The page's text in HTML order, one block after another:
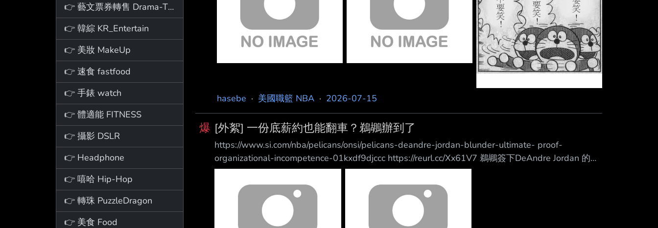
👉 藝文票券轉售 Drama-Ticket
👉 韓綜 KR_Entertain
👉 美妝 MakeUp
👉 速食 fastfood
👉 手錶 watch
👉 體適能 FITNESS
👉 攝影 DSLR
👉 Headphone
👉 嘻哈 Hip-Hop
👉 轉珠 PuzzleDragon
👉 美食 Food
hasebe · 美國職籃 NBA · 2026-07-15
爆 [外絮] 一份底薪約也能翻車？鵜鶘辦到了
https://www.si.com/nba/pelicans/onsi/pelicans-deandre-jordan-blunder-ultimate- proof-
organizational-incompetence-01kxdf9djccc https://reurl.cc/Xx61V7 鵜鶘簽下DeAndre Jordan 的愚
蠢失誤 正是球團管理層無能的終極證明 記者：Cem Yolbulan 不知為何， 紐奧良鵜鶘唯一， 竟然還
能讓球隊變得更糟。 這支球隊的管理層， 總能在一筆， 找到激怒